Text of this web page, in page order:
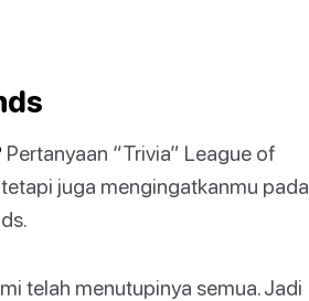
Pertanyaan “Trivia” League of
juga mengingatkanmu pada
telah menutupinya semua. Jadi